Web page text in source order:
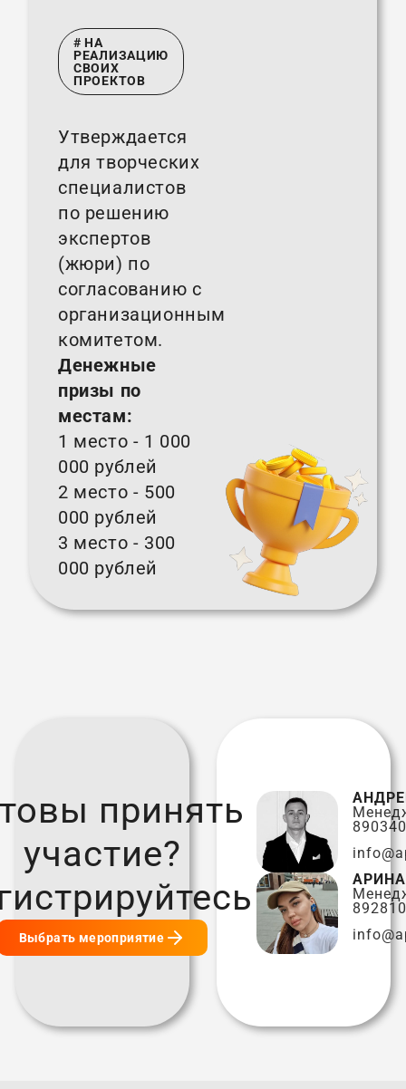
# НА
РЕАЛИЗАЦИЮ
СВОИХ
ПРОЕКТОВ
Утверждается
для творческих
специалистов
по решению
экспертов
(жюри) по
согласованию с
организационным
комитетом.
Денежные
призы по
местам:
1 место - 1 000
000 рублей
2 место - 500
000 рублей
3 место - 300
000 рублей
принять
участие?
Выбрать мероприятие
АРИНА